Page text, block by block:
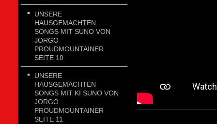
UNSERE
HAUSGEMACHTEN
SONGS MIT SUNO VON
JORGO
PROUDMOUNTAINER
SEITE 10
UNSERE
HAUSGEMACHTEN
SONGS MIT KI SUNO VON
JORGO
PROUDMOUNTAINER
SEITE 11